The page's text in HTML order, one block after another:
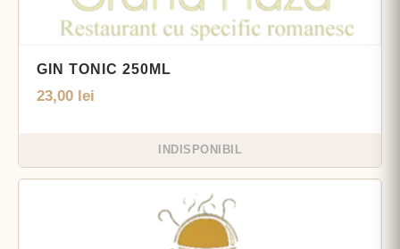
GIN TONIC 250ML
23,00 lei
INDISPONIBIL